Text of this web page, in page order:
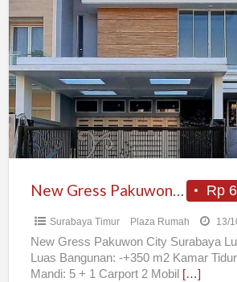
Gress
Pakuwon
City
Surabaya
Rp
New Gress Pakuwon City Surabaya
Surabaya Timur Plaza Rumah 13/
New Gress Pakuwon City Surabaya
Luas Bangunan: -+350 m2 Kamar
Mandi: 5 + 1 Carport 2 Mobil […]